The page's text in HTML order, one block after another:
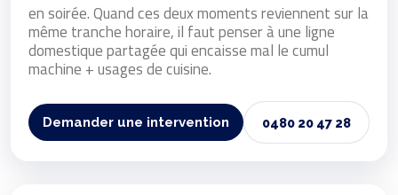
en soirée. Quand ces deux moments reviennent sur la
même tranche horaire, il faut penser à une ligne
domestique partagée qui encaisse mal le cumul
machine + usages de cuisine.
Demander une intervention 0480 20 47 28